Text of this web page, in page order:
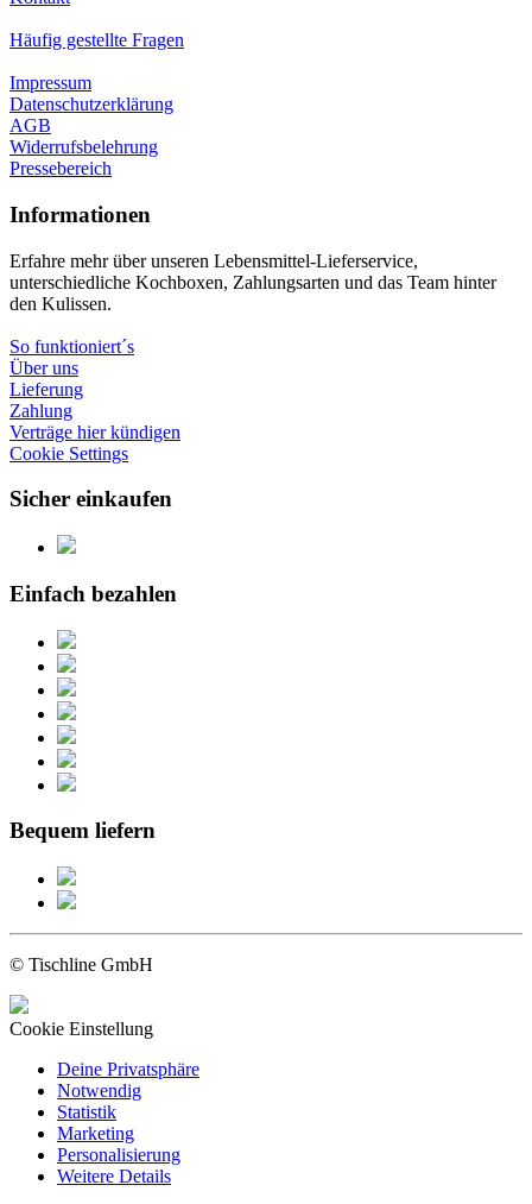
Häufig gestellte Fragen
Impressum
Datenschutzerklärung
AGB
Widerrufsbelehrung
Pressebereich
Informationen
Erfahre mehr über unseren Lebensmittel-Lieferservice,
unterschiedliche Kochboxen, Zahlungsarten und das Team hinter
den Kulissen.
So funktioniert´s
Über uns
Lieferung
Zahlung
Verträge hier kündigen
Cookie Settings
Sicher einkaufen
Einfach bezahlen
Bequem liefern
© Tischline GmbH
Cookie Einstellung
Deine Privatsphäre
Notwendig
Statistik
Marketing
Personalisierung
Weitere Details